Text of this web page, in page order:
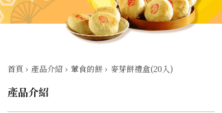
首頁 › 產品介紹 › 葷食的餅 › 麥芽餅禮盒(20入)
產品介紹